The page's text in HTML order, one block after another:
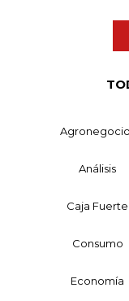
Análisis
Caja Fuerte
Consumo
Economía